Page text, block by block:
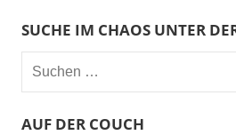
SUCHE IM CHAOS UNTER
Suchen
AUF DER COUCH